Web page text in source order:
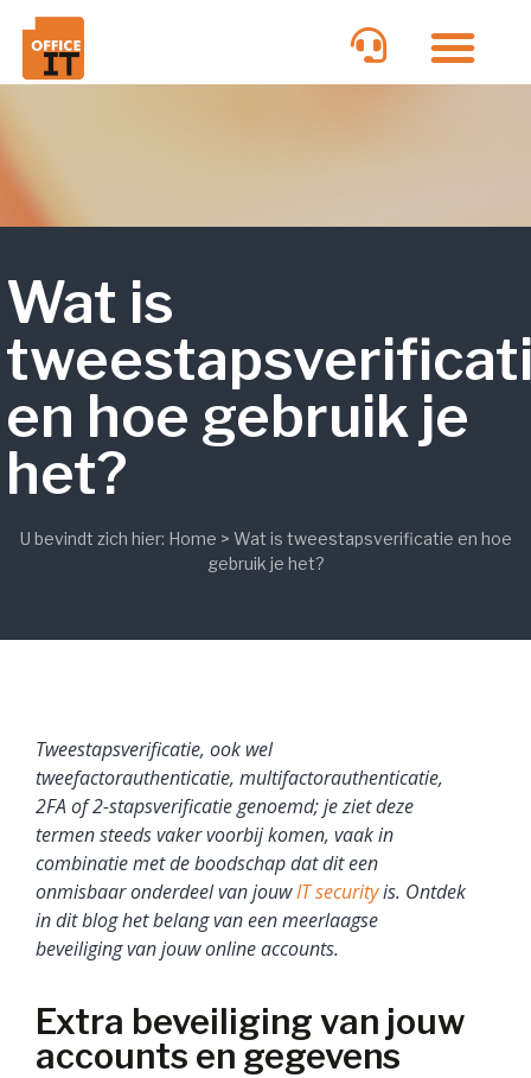
Wat is
en hoe gebruik je
het?
U bevindt zich hier: Home > Wat is tweestapsverificatie en hoe
gebruik je het?
Tweestapsverificatie, ook wel
tweefactorauthenticatie, multifactorauthenticatie,
2FA of 2-stapsverificatie genoemd; je ziet deze
termen steeds vaker voorbij komen, vaak in
combinatie met de boodschap dat dit een
onmisbaar onderdeel van jouwIT securityis. Ontdek
in dit blog het belang van een meerlaagse
beveiliging van jouw online accounts.
Extra beveiliging van jouw
accounts en gegevens